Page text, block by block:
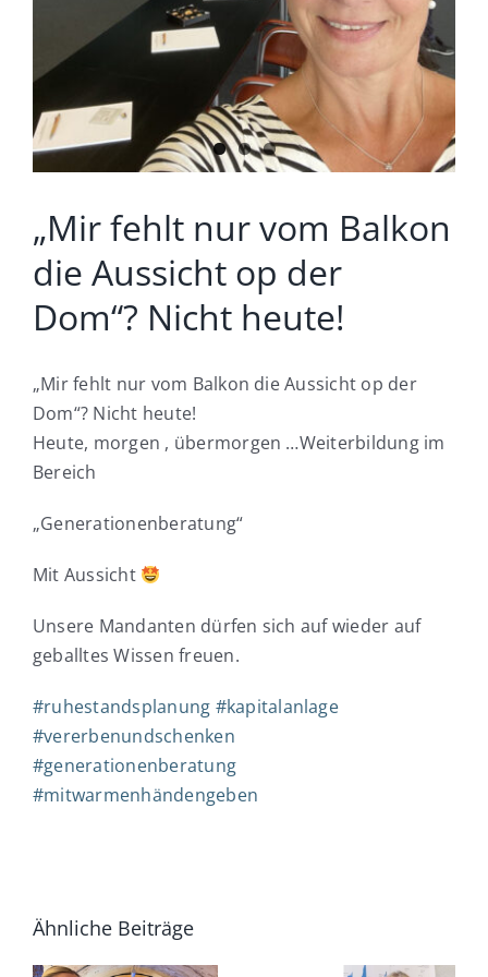
Was wir für Sie tun
Wie wir arbeiten
Was unsere Kunden sagen
Wo kann ich mich bewerben
„Mir fehlt nur vom Balkon
die Aussicht op der
Dom“? Nicht heute!
„Mir fehlt nur vom Balkon die Aussicht op der
Dom“? Nicht heute!
Heute, morgen , übermorgen …Weiterbildung im
Bereich
„Generationenberatung“
Mit Aussicht
Unsere Mandanten dürfen sich auf wieder auf
geballtes Wissen freuen.
#ruhestandsplanung #kapitalanlage
#vererbenundschenken
#generationenberatung
#mitwarmenhändengeben
Ähnliche Beiträge